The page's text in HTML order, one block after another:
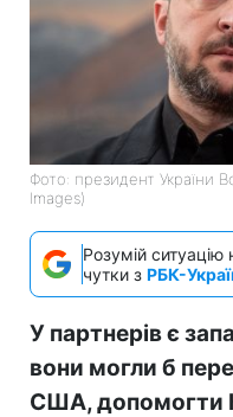
Фото: президент України
Images)
Розумій ситуацію
чутки з РБК-
У партнерів є
вони могли б
США, допомогти